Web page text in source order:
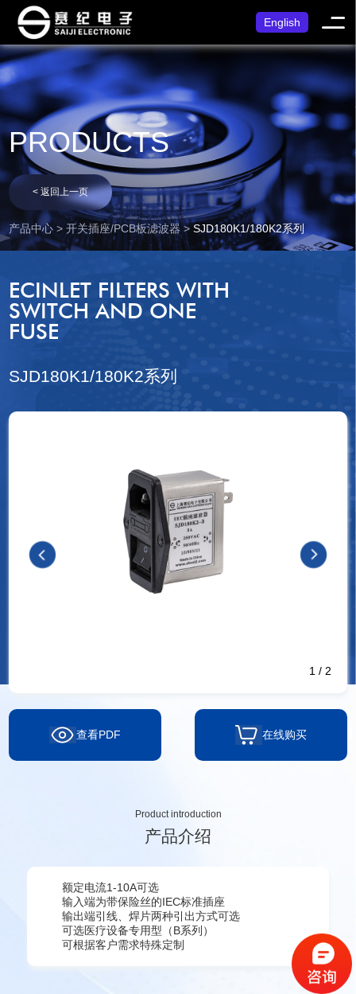
English
PRODUCTS
< 返回上一页
产品中心 > 开关插座/PCB板滤波器 >SJD180K1/180K2系列
ECINLET FILTERS WITH
SWITCH AND ONE
FUSE
SJD180K1/180K2系列
1 / 2
查看PDF 在线购买
Product introduction
产品介绍
额定电流1-10A可选
输入端为带保险丝的IEC标准插座
输出端引线、焊片两种引出方式可选
可选医疗设备专用型（B系列）
可根据客户需求特殊定制